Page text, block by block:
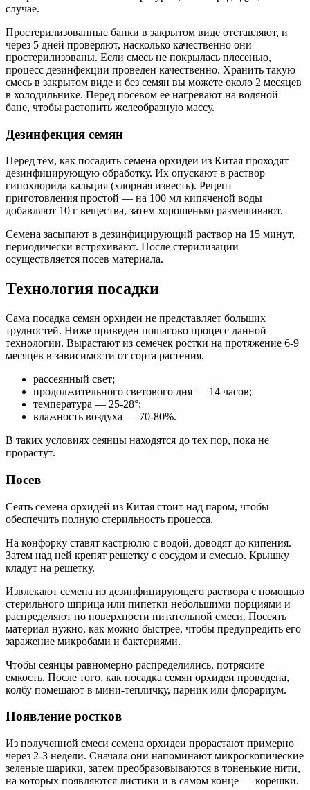
случае.
Простерилизованные банки в закрытом виде отставляют, и
через 5 дней проверяют, насколько качественно они
простерилизованы. Если смесь не покрылась плесенью,
процесс дезинфекции проведен качественно. Хранить такую
смесь в закрытом виде и без семян вы можете около 2 месяцев
в холодильнике. Перед посевом ее нагревают на водяной
бане, чтобы растопить желеобразную массу.
Дезинфекция семян
Перед тем, как посадить семена орхидеи из Китая проходят
дезинфицирующую обработку. Их опускают в раствор
гипохлорида кальция (хлорная известь). Рецепт
приготовления простой — на 100 мл кипяченой воды
добавляют 10 г вещества, затем хорошенько размешивают.
Семена засыпают в дезинфицирующий раствор на 15 минут,
периодически встряхивают. После стерилизации
осуществляется посев материала.
Технология посадки
Сама посадка семян орхидеи не представляет больших
трудностей. Ниже приведен пошагово процесс данной
технологии. Вырастают из семечек ростки на протяжение 6-9
месяцев в зависимости от сорта растения.
рассеянный свет;
продолжительного светового дня — 14 часов;
температура — 25-28°;
влажность воздуха — 70-80%.
В таких условиях сеянцы находятся до тех пор, пока не
прорастут.
Посев
Сеять семена орхидей из Китая стоит над паром, чтобы
обеспечить полную стерильность процесса.
На конфорку ставят кастрюлю с водой, доводят до кипения.
Затем над ней крепят решетку с сосудом и смесью. Крышку
кладут на решетку.
Извлекают семена из дезинфицирующего раствора с помощью
стерильного шприца или пипетки небольшими порциями и
распределяют по поверхности питательной смеси. Посеять
материал нужно, как можно быстрее, чтобы предупредить его
заражение микробами и бактериями.
Чтобы сеянцы равномерно распределились, потрясите
емкость. После того, как посадка семян орхидеи проведена,
колбу помещают в мини-тепличку, парник или флорариум.
Появление ростков
Из полученной смеси семена орхидеи прорастают примерно
через 2-3 недели. Сначала они напоминают микроскопические
зеленые шарики, затем преобразовываются в тоненькие нити,
на которых появляются листики и в самом конце — корешки.